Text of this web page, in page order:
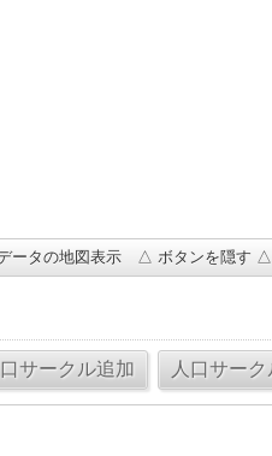
ータの地図表示 △ ボタンを隠す △